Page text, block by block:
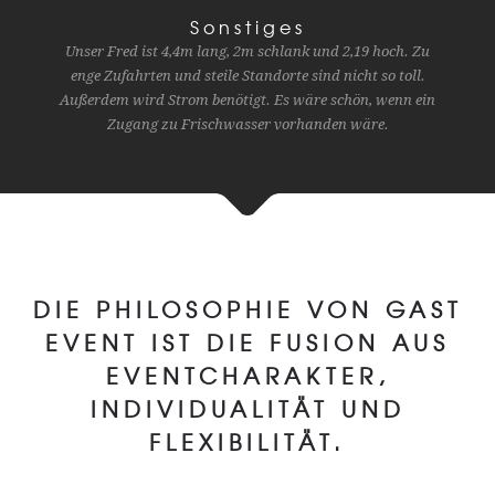
Sonstiges
Unser Fred ist 4,4m lang, 2m schlank und 2,19 hoch. Zu
enge Zufahrten und steile Standorte sind nicht so toll.
Außerdem wird Strom benötigt. Es wäre schön, wenn ein
Zugang zu Frischwasser vorhanden wäre.
DIE PHILOSOPHIE VON GAST
EVENT IST DIE FUSION AUS
EVENTCHARAKTER,
INDIVIDUALITÄT UND
FLEXIBILITÄT.